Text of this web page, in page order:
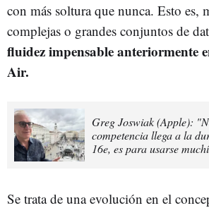
con más soltura que nunca. Esto es,
complejas o grandes conjuntos de
fluidez impensable anteriormente
Air.
Greg Joswiak (Apple):
competencia llega a la
16e, es para usarse
Se trata de una evolución en el